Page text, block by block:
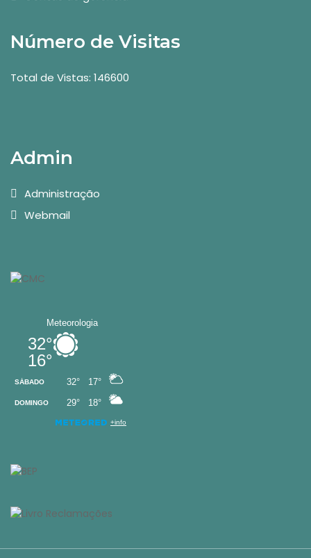
Número de Visitas
Total de Vistas: 146600
Admin
Administração
Webmail